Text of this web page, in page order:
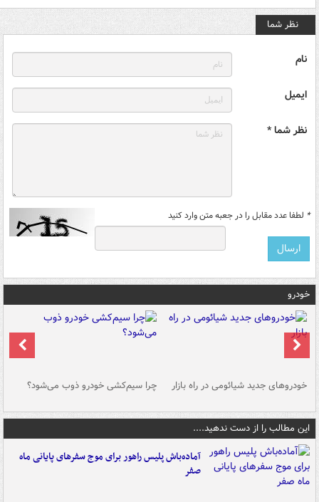
نظر شما
نام
ایمیل
نظر شما *
* لطفا عدد مقابل را در جعبه متن وارد کنید
خودرو
خودروهای جدید شیائومی در راه بازار چرا سیم‌کشی خودرو ذوب می‌شود؟
این مطالب را از دست ندهید....
آماده‌باش پلیس راهور برای موج سفرهای پایانی ماه
صفر